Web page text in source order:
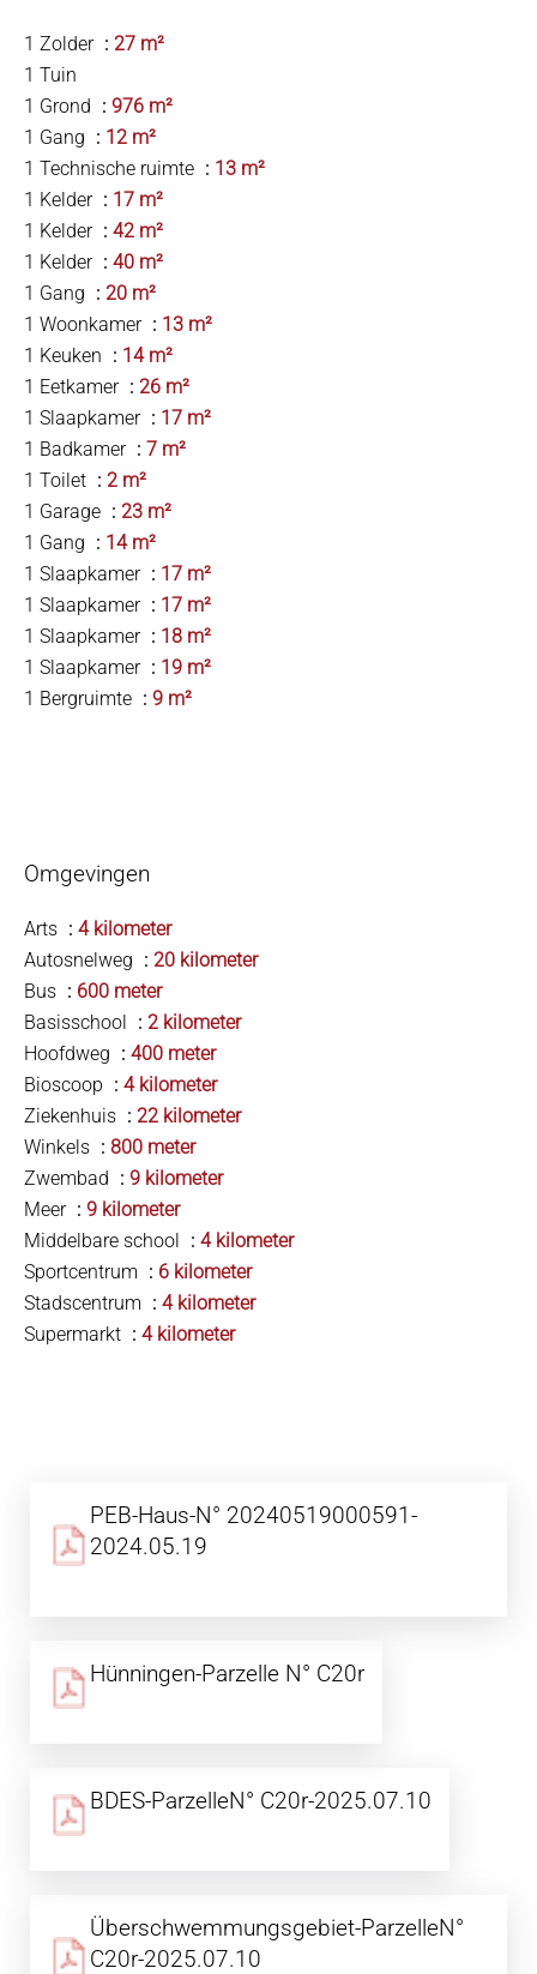
1 Zolder
27 m²
1 Tuin
1 Grond
976 m²
1 Gang
12 m²
1 Technische ruimte
13 m²
1 Kelder
17 m²
1 Kelder
42 m²
1 Kelder
40 m²
1 Gang
20 m²
1 Woonkamer
13 m²
1 Keuken
14 m²
1 Eetkamer
26 m²
1 Slaapkamer
17 m²
1 Badkamer
7 m²
1 Toilet
2 m²
1 Garage
23 m²
1 Gang
14 m²
1 Slaapkamer
17 m²
1 Slaapkamer
17 m²
1 Slaapkamer
18 m²
1 Slaapkamer
19 m²
1 Bergruimte
9 m²
Omgevingen
Arts
4 kilometer
Autosnelweg
20 kilometer
Bus
600 meter
Basisschool
2 kilometer
Hoofdweg
400 meter
Bioscoop
4 kilometer
Ziekenhuis
22 kilometer
Winkels
800 meter
Zwembad
9 kilometer
Meer
9 kilometer
Middelbare school
4 kilometer
Sportcentrum
6 kilometer
Stadscentrum
4 kilometer
Supermarkt
4 kilometer
PEB-Haus-N° 20240519000591-
2024.05.19
Hünningen-Parzelle N° C20r
BDES-ParzelleN° C20r-2025.07.10
Überschwemmungsgebiet-ParzelleN°
C20r-2025.07.10